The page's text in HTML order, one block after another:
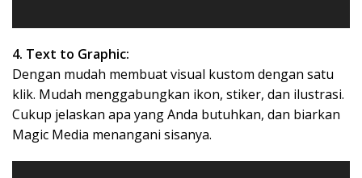
4. Text to Graphic:
Dengan mudah membuat visual kustom dengan satu
klik. Mudah menggabungkan ikon, stiker, dan ilustrasi.
Cukup jelaskan apa yang Anda butuhkan, dan biarkan
Magic Media menangani sisanya.